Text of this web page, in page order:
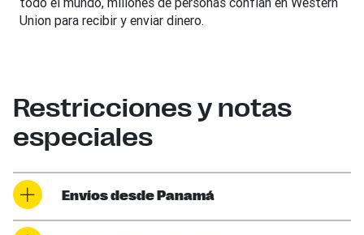
Union para recibir y enviar dinero.
Restricciones y notas
especiales
Envíos desde Panamá